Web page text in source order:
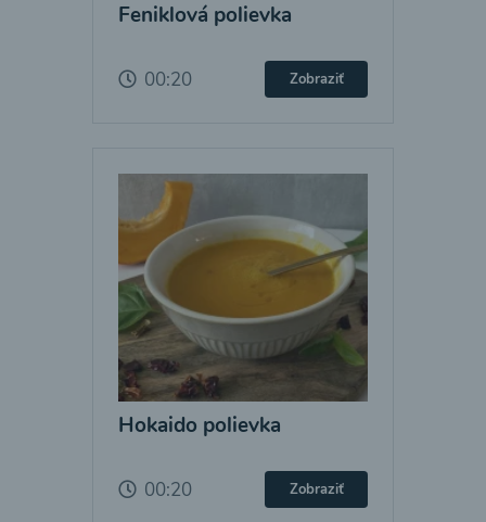
Feniklová polievka
00:20 Zobraziť
Hokaido polievka
00:20 Zobraziť